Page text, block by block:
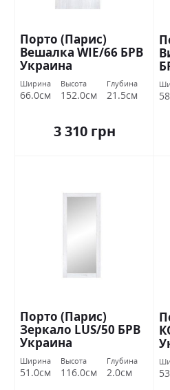
Порто (Парис)
Вешалка WIE/66 БРВ
Украина
Ширина
66.0см
Высота
152.0см
Глубина
21.5см
3 310 грн
Порто (Парис)
Зеркало LUS/50 БРВ
Украина
Ширина
51.0см
Высота
116.0см
Глубина
2.0см